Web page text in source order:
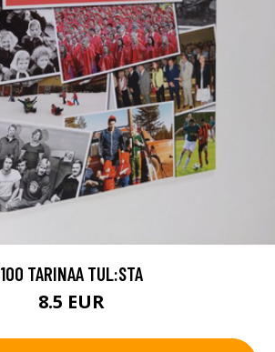
100 TARINAA TUL:STA
8.5 EUR